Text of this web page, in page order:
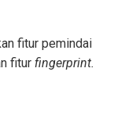
fitur pemindai
fitur fingerprint.